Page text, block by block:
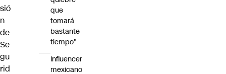
sió
n
de
Se
gu
rid
que
tomará
bastante
tiempo"
Influencer
mexicano